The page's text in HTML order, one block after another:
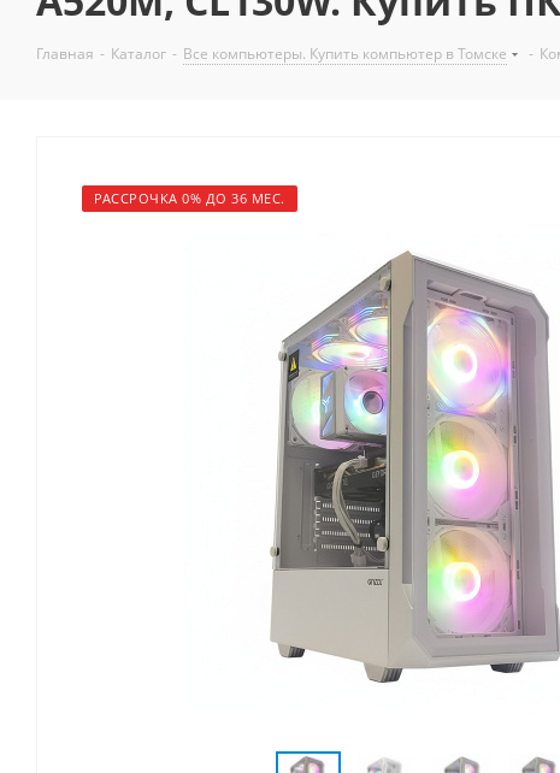
Главная - Каталог - Все компьютеры. Купить компьютер в Томске -
РАССРОЧКА 0% ДО 36 МЕС.